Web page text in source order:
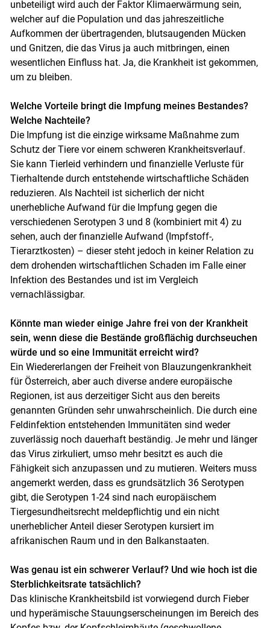
unbeteiligt wird auch der Faktor Klimaerwärmung sein,
welcher auf die Population und das jahreszeitliche
Aufkommen der übertragenden, blutsaugenden Mücken
und Gnitzen, die das Virus ja auch mitbringen, einen
wesentlichen Einfluss hat. Ja, die Krankheit ist gekommen,
um zu bleiben.
Welche Vorteile bringt die Impfung meines Bestandes?
Welche Nachteile?
Die Impfung ist die einzige wirksame Maßnahme zum
Schutz der Tiere vor einem schweren Krankheitsverlauf.
Sie kann Tierleid verhindern und finanzielle Verluste für
Tierhaltende durch entstehende wirtschaftliche Schäden
reduzieren. Als Nachteil ist sicherlich der nicht
unerhebliche Aufwand für die Impfung gegen die
verschiedenen Serotypen 3 und 8 (kombiniert mit 4) zu
sehen, auch der finanzielle Aufwand (Impfstoff-,
Tierarztkosten) – dieser steht jedoch in keiner Relation zu
dem drohenden wirtschaftlichen Schaden im Falle einer
Infektion des Bestandes und ist im Vergleich
vernachlässigbar.
Könnte man wieder einige Jahre frei von der Krankheit
sein, wenn diese die Bestände großflächig durchseuchen
würde und so eine Immunität erreicht wird?
Ein Wiedererlangen der Freiheit von Blauzungenkrankheit
für Österreich, aber auch diverse andere europäische
Regionen, ist aus derzeitiger Sicht aus den bereits
genannten Gründen sehr unwahrscheinlich. Die durch eine
Feldinfektion entstehenden Immunitäten sind weder
zuverlässig noch dauerhaft beständig. Je mehr und länger
das Virus zirkuliert, umso mehr besitzt es auch die
Fähigkeit sich anzupassen und zu mutieren. Weiters muss
angemerkt werden, dass es grundsätzlich 36 Serotypen
gibt, die Serotypen 1-24 sind nach europäischem
Tiergesundheitsrecht meldepflichtig und ein nicht
unerheblicher Anteil dieser Serotypen kursiert im
afrikanischen Raum und in den Balkanstaaten.
Was genau ist ein schwerer Verlauf? Und wie hoch ist die
Sterblichkeitsrate tatsächlich?
Das klinische Krankheitsbild ist vorwiegend durch Fieber
und hyperämische Stauungserscheinungen im Bereich des